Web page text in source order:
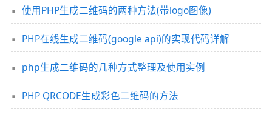
使用PHP生成二维码的两种方法(带logo图像)
PHP在线生成二维码(google api)的实现代码详解
php生成二维码的几种方式整理及使用实例
PHP QRCODE生成彩色二维码的方法